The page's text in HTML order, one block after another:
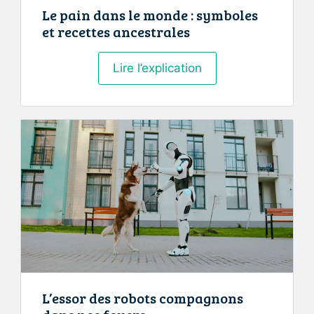
Le pain dans le monde : symboles
et recettes ancestrales
Lire l’explicationLe
pain
le
monde
:
symboles
et
recettes
ancestrales
L’essor des robots compagnons